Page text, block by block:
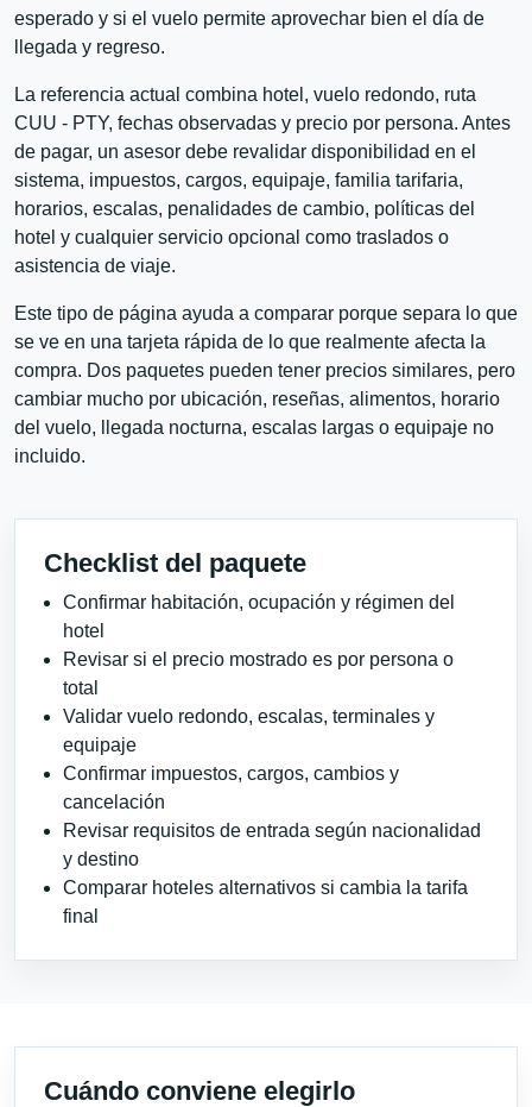
esperado y si el vuelo permite aprovechar bien el día de
llegada y regreso.
La referencia actual combina hotel, vuelo redondo, ruta
CUU - PTY, fechas observadas y precio por persona. Antes
de pagar, un asesor debe revalidar disponibilidad en el
sistema, impuestos, cargos, equipaje, familia tarifaria,
horarios, escalas, penalidades de cambio, políticas del
hotel y cualquier servicio opcional como traslados o
asistencia de viaje.
Este tipo de página ayuda a comparar porque separa lo que
se ve en una tarjeta rápida de lo que realmente afecta la
compra. Dos paquetes pueden tener precios similares, pero
cambiar mucho por ubicación, reseñas, alimentos, horario
del vuelo, llegada nocturna, escalas largas o equipaje no
incluido.
Checklist del paquete
Confirmar habitación, ocupación y régimen del
hotel
Revisar si el precio mostrado es por persona o
total
Validar vuelo redondo, escalas, terminales y
equipaje
Confirmar impuestos, cargos, cambios y
cancelación
Revisar requisitos de entrada según nacionalidad
y destino
Comparar hoteles alternativos si cambia la tarifa
final
Cuándo conviene elegirlo